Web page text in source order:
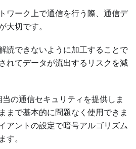
ワーク上で通信を行う際、通信デ
大切です。
読できないように加工することで
れてデータが流出するリスクを減
の通信セキュリティを提供しま
まで基本的に問題なく使用できま
アントの設定で暗号アルゴリズム
。